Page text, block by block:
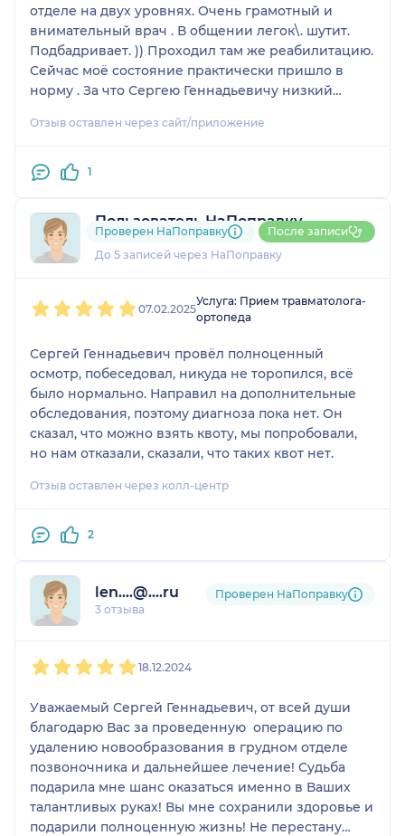
Череповце. Дай Бог Вам
процветания, удачных
операций! Очень
доволен, что проходил
лечение именно у Вас!
Вы меня поставили на
Спасибо!!! Побольше бы
относятся к своему делу
с Большой Буквы!!! Дай
Бог Вам здоровья и
с наилучшими
пожеланиями к Вам,
Иванович, город
Череповец.
отделе на двух уровнях. Очень грамотный и
внимательный врач . В общении легок\. шутит.
Подбадривает. )) Проходил там же реабилитацию.
Сейчас моё состояние практически пришло в
норму . За что Сергею Геннадьевичу низкий
отделение просто прекрасное, всему коллективу
проблемы с позвоночником , не раздумывайте!
Рекомендую этого врача и вообще эту клинику.
Линяев андрей иванович 960 2666426
Отзыв оставлен через сайт/приложение
1
Пользователь НаПоправку
1 отзыв
До 5 записей через НаПоправку
Проверен НаПоправку После записи
07.02.2025
Услуга: Прием травматолога-
ортопеда
Сергей Геннадьевич провёл полноценный
осмотр, побеседовал, никуда не торопился, всё
было нормально. Направил на дополнительные
обследования, поэтому диагноза пока нет. Он
сказал, что можно взять квоту, мы попробовали,
но нам отказали, сказали, что таких квот нет.
Отзыв оставлен через колл-центр
2
len....@....ru
3 отзыва
Проверен НаПоправку
18.12.2024
Уважаемый Сергей Геннадьевич, от всей души
благодарю Вас за проведенную операцию по
удалению новообразования в грудном отделе
позвоночника и дальнейшее лечение! Судьба
подарила мне шанс оказаться именно в Ваших
талантливых руках! Вы мне сохранили здоровье и
подарили полноценную жизнь! Не перестану